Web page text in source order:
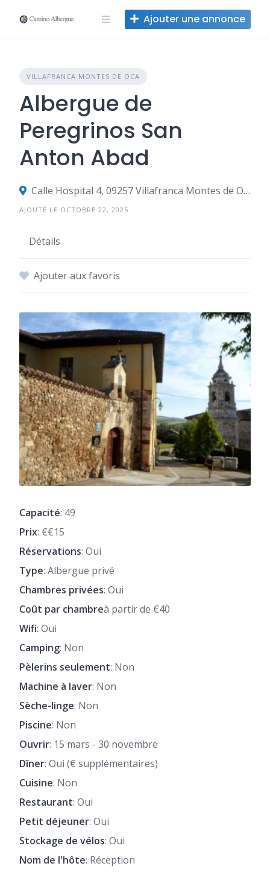
Ajouter une annonce
VILLAFRANCA MONTES DE OCA
Albergue de
Peregrinos San
Anton Abad
Calle Hospital 4, 09257 Villafranca Montes de Oca, Burgos, Espagne
AJOUTÉ LE OCTOBRE 22, 2025
Détails
Ajouter aux favoris
Capacité: 49
Prix: €€15
Réservations: Oui
Type: Albergue privé
Chambres privées: Oui
Coût par chambreà partir de €40
Wifi: Oui
Camping: Non
Pèlerins seulement: Non
Machine à laver: Non
Sèche-linge: Non
Piscine: Non
Ouvrir: 15 mars - 30 novembre
Dîner: Oui (€ supplémentaires)
Cuisine: Non
Restaurant: Oui
Petit déjeuner: Oui
Stockage de vélos: Oui
Nom de l'hôte: Réception